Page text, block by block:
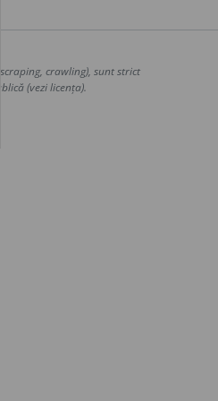
crawling), sunt strict
(vezi licența).